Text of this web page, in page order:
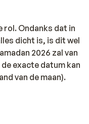
rol. Ondanks dat in
dicht is, is dit wel
2026 zal van
exacte datum kan
van de maan).